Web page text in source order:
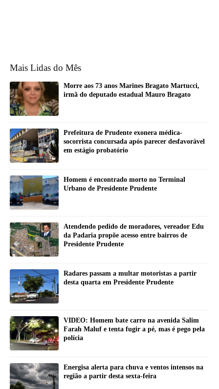
Mais Lidas do Mês
Morre aos 73 anos Marines Bragato Martucci,
irmã do deputado estadual Mauro Bragato
Prefeitura de Prudente exonera médica-
socorrista concursada após parecer desfavorável
em estágio probatório
Homem é encontrado morto no Terminal
Urbano de Presidente Prudente
Atendendo pedido de moradores, vereador Edu
da Padaria propõe acesso entre bairros de
Presidente Prudente
Radares passam a multar motoristas a partir
desta quarta em Presidente Prudente
VIDEO: Homem bate carro na avenida Salim
Farah Maluf e tenta fugir a pé, mas é pego pela
polícia
Energisa alerta para chuva e ventos intensos na
região a partir desta sexta-feira